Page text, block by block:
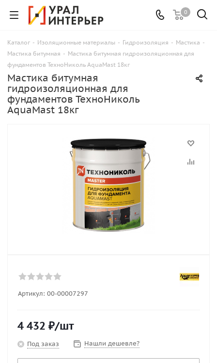
0
Каталог - Изоляционные материалы - Гидроизоляция - Мастика -
Мастика битумная - Мастика битумная гидроизоляционная для
фундаментов ТехноНиколь AquaMast 18кг
Мастика битумная
гидроизоляционная для
фундаментов ТехноНиколь
AquaMast 18кг
Артикул: 00-00007297
4 432 ₽/шт
Под заказ Нашли дешевле?